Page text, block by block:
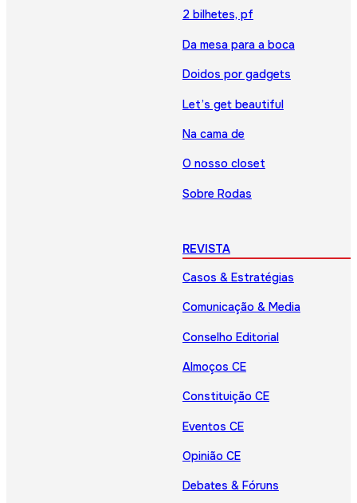
2 bilhetes, pf
Da mesa para a boca
Doidos por gadgets
Let’s get beautiful
Na cama de
O nosso closet
Sobre Rodas
REVISTA
Casos & Estratégias
Comunicação & Media
Conselho Editorial
Almoços CE
Constituição CE
Eventos CE
Opinião CE
Debates & Fóruns